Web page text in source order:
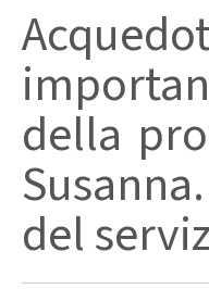
della
del